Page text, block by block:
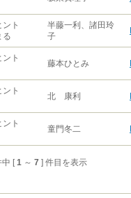
ト
る
半藤一利、諸田玲
子
ト
藤本ひとみ
ト
北 康利
ト
童門冬二
中 [1～ 7 ] 件目を表示